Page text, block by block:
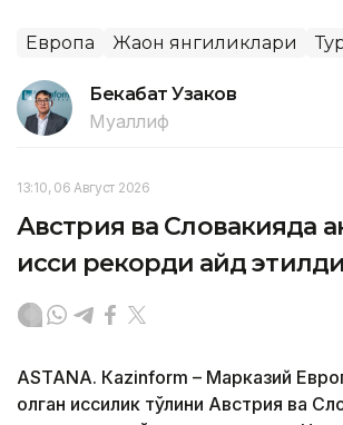
Европа Жаҳон янгиликлари
Бекабат Узаков
Муаллиф
13:10, 06 Август 2026
Австрия ва Словакияда
иссиқ рекорди қайд этилди
ASTANА. Кazinform – Марказий
олган иссиқлик тўлқини Австрия ва